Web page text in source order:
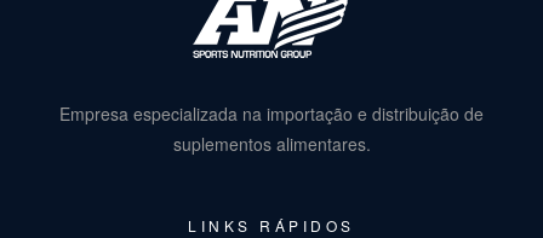
Empresa especializada na importação e distribuição de
suplementos alimentares.
LINKS RÁPIDOS